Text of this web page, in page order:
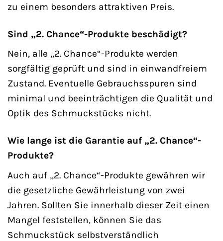
zu einem besonders attraktiven Preis.
Sind „2. Chance“-Produkte beschädigt?
Nein, alle „2. Chance“-Produkte werden
sorgfältig geprüft und sind in einwandfreiem
Zustand. Eventuelle Gebrauchsspuren sind
minimal und beeinträchtigen die Qualität und
Optik des Schmuckstücks nicht.
Wie lange ist die Garantie auf „2. Chance“-
Produkte?
Auch auf „2. Chance“-Produkte gewähren wir
die gesetzliche Gewährleistung von zwei
Jahren. Sollten Sie innerhalb dieser Zeit einen
Mangel feststellen, können Sie das
Schmuckstück selbstverständlich